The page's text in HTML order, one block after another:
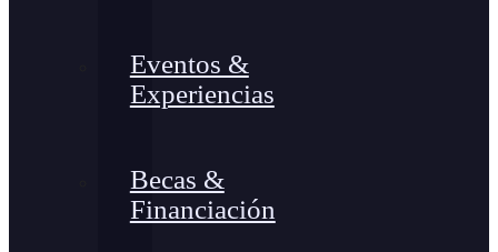
Eventos &
Experiencias
Becas &
Financiación